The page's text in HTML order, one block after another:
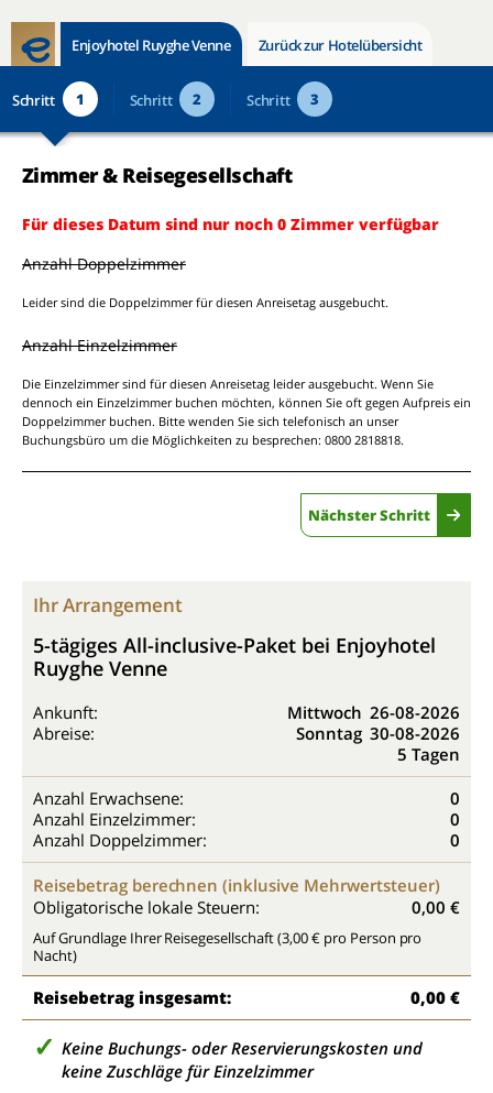
Enjoyhotel Ruyghe Venne Zurück zur Hotelübersicht
Schritt 1 Schritt 2 Schritt 3
Zimmer & Reisegesellschaft
Für dieses Datum sind nur noch 0 Zimmer verfügbar
Anzahl Doppelzimmer
Leider sind die Doppelzimmer für diesen Anreisetag ausgebucht.
Anzahl Einzelzimmer
Die Einzelzimmer sind für diesen Anreisetag leider ausgebucht. Wenn Sie
dennoch ein Einzelzimmer buchen möchten, können Sie oft gegen Aufpreis ein
Doppelzimmer buchen. Bitte wenden Sie sich telefonisch an unser
Buchungsbüro um die Möglichkeiten zu besprechen: 0800 2818818.
Nächster Schritt
Ihr Arrangement
5-tägiges All-inclusive-Paket bei Enjoyhotel
Ruyghe Venne
Ankunft: Mittwoch 26-08-2026
Abreise:
Sonntag 30-08-2026
5 Tagen
Anzahl Erwachsene:
0
Anzahl Einzelzimmer:
0
Anzahl Doppelzimmer:
0
Reisebetrag berechnen (inklusive Mehrwertsteuer)
Obligatorische lokale Steuern:
0,00 €
Auf Grundlage Ihrer Reisegesellschaft (3,00 € pro Person pro
Nacht)
Reisebetrag insgesamt: 0,00 €
Keine Buchungs- oder Reservierungskosten und
keine Zuschläge für Einzelzimmer